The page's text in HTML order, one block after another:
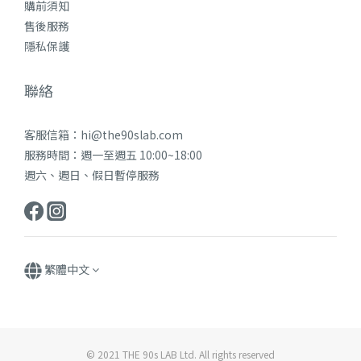
購前須知
售後服務
隱私保護
聯絡
客服信箱：hi@the90slab.com
服務時間：週一至週五 10:00~18:00
週六、週日、假日暫停服務
繁體中文
© 2021 THE 90s LAB Ltd. All rights reserved